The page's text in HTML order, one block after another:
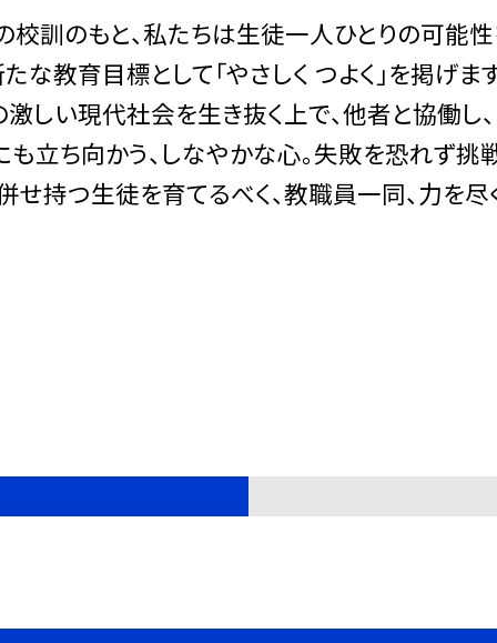
校訓のもと、私たちは生徒一人ひとりの可能
な教育目標として「やさしく つよく」を掲げます
しい現代社会を生き抜く上で、他者と協働し
も立ち向かう、しなやかな心。失敗を恐れず挑
併せ持つ生徒を育てるべく、教職員一同、力を尽